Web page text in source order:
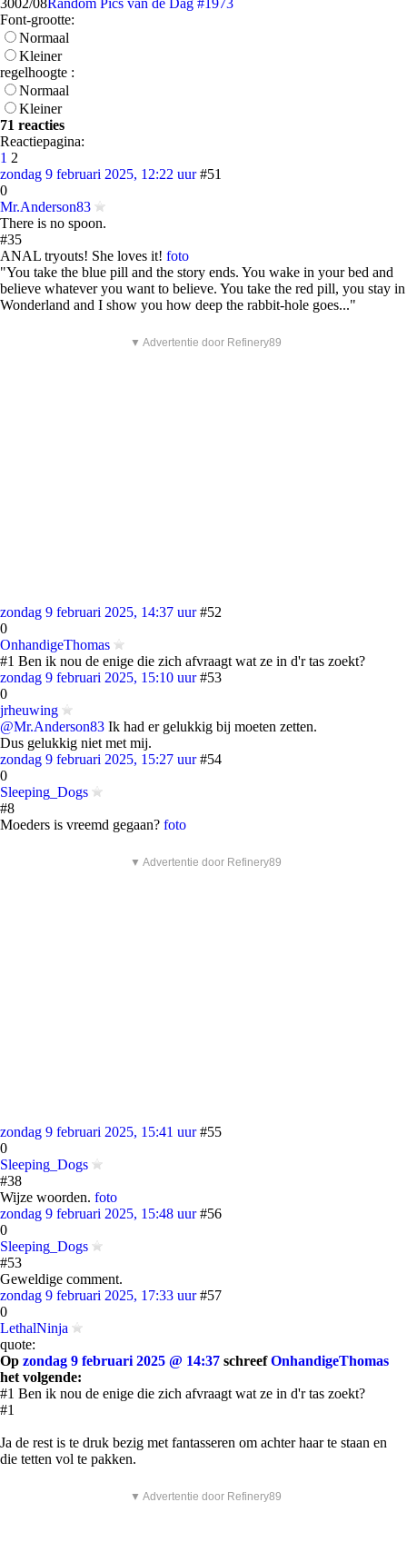
3002/08Random Pics van de Dag #1973
Font-grootte:
Normaal
Kleiner
regelhoogte :
Normaal
Kleiner
71 reacties
Reactiepagina:
1 2
zondag 9 februari 2025, 12:22 uur #51
0
Mr.Anderson83
There is no spoon.
#35
ANAL tryouts! She loves it! foto
"You take the blue pill and the story ends. You wake in your bed and
believe whatever you want to believe. You take the red pill, you stay in
Wonderland and I show you how deep the rabbit-hole goes..."
▼ Advertentie door Refinery89
zondag 9 februari 2025, 14:37 uur #52
0
OnhandigeThomas
#1 Ben ik nou de enige die zich afvraagt wat ze in d'r tas zoekt?
zondag 9 februari 2025, 15:10 uur #53
0
jrheuwing
@Mr.Anderson83 Ik had er gelukkig bij moeten zetten.
Dus gelukkig niet met mij.
zondag 9 februari 2025, 15:27 uur #54
0
Sleeping_Dogs
#8
Moeders is vreemd gegaan? foto
▼ Advertentie door Refinery89
zondag 9 februari 2025, 15:41 uur #55
0
Sleeping_Dogs
#38
Wijze woorden. foto
zondag 9 februari 2025, 15:48 uur #56
0
Sleeping_Dogs
#53
Geweldige comment.
zondag 9 februari 2025, 17:33 uur #57
0
LethalNinja
quote:
Op zondag 9 februari 2025 @ 14:37 schreefOnhandigeThomas
het volgende:
#1 Ben ik nou de enige die zich afvraagt wat ze in d'r tas zoekt?
#1
Ja de rest is te druk bezig met fantasseren om achter haar te staan en
die tetten vol te pakken.
▼ Advertentie door Refinery89